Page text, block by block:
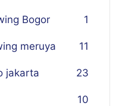
Bogor 1
meruya 11
jakarta 23
10